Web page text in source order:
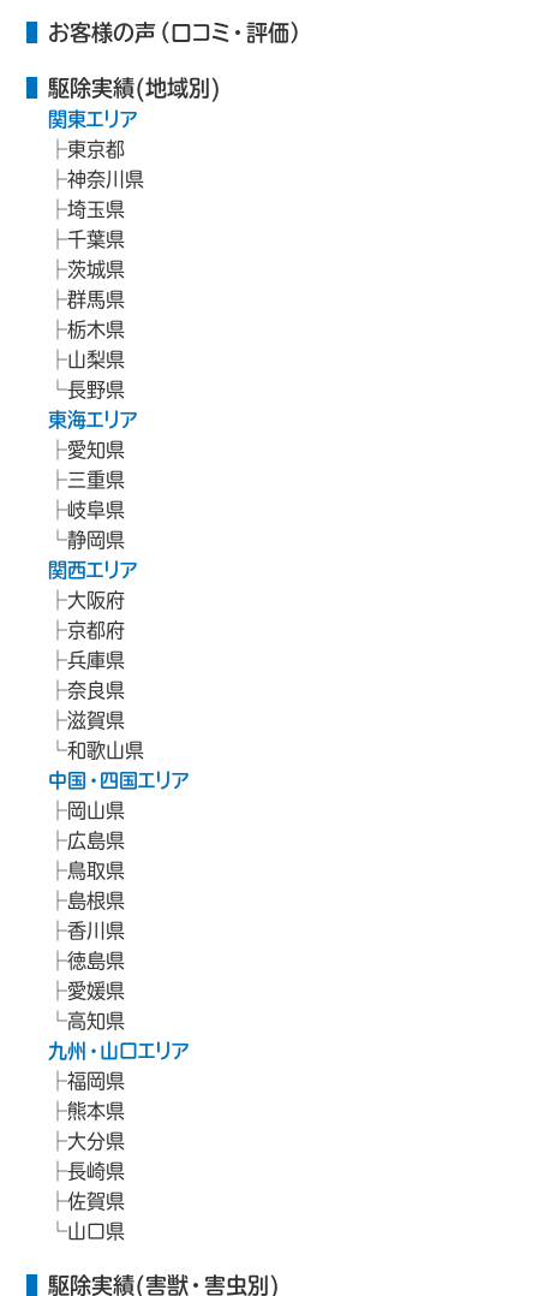
お客様の声（口コミ・評価）
駆除実績(地域別)
関東エリア
東京都
神奈川県
埼玉県
千葉県
茨城県
群馬県
栃木県
山梨県
長野県
東海エリア
愛知県
三重県
岐阜県
静岡県
関西エリア
大阪府
京都府
兵庫県
奈良県
滋賀県
和歌山県
中国・四国エリア
岡山県
広島県
鳥取県
島根県
香川県
徳島県
愛媛県
高知県
九州・山口エリア
福岡県
熊本県
大分県
長崎県
佐賀県
山口県
駆除実績(害獣・害虫別)